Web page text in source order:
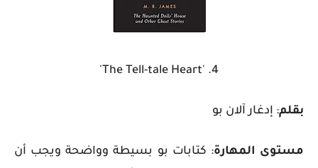
4. 'The Tell-tale Heart'
بقلم: إدغار آلان بو
مستوى المهارة: كتابات بو بسيطة وواضحة ويجب أن